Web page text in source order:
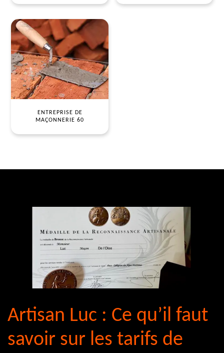
ENTREPRISE DE
MAÇONNERIE 60
Artisan Luc : Ce qu’il faut
savoir sur les tarifs de